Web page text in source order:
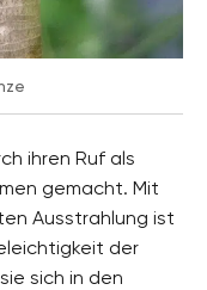
ihren Ruf als
gemacht. Mit
Ausstrahlung ist
der
sich in den